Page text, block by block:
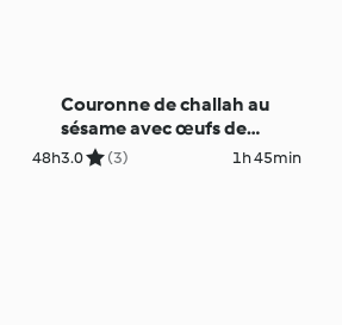
48h
Couronne de challah au
sésame avec œufs de
Pâques
3.0 (3) 1h 45min